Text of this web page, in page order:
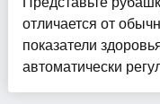
отличается от
показатели
автоматически